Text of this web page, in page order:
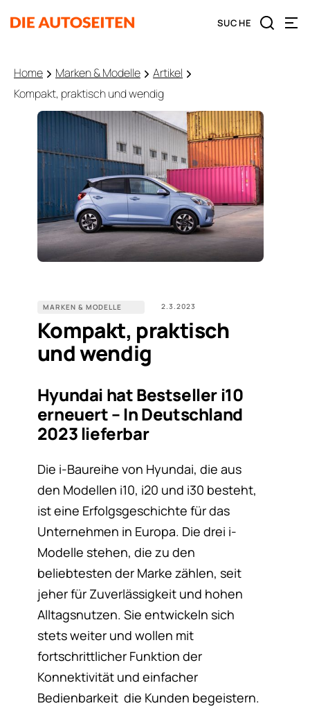
Home Marken & Modelle
Artikel
Kompakt, praktisch und wendig
MARKEN & MODELLE 2.3.2023
Kompakt, praktisch
und wendig
Hyundai hat Bestseller i10
erneuert – In Deutschland
2023 lieferbar
Die i-Baureihe von Hyundai, die aus
den Modellen i10, i20 und i30 besteht,
ist eine Erfolgsgeschichte für das
Unternehmen in Europa. Die drei i-
Modelle stehen, die zu den
beliebtesten der Marke zählen, seit
jeher für Zuverlässigkeit und hohen
Alltagsnutzen. Sie entwickeln sich
stets weiter und wollen mit
fortschrittlicher Funktion der
Konnektivität und einfacher
Bedienbarkeit die Kunden begeistern.